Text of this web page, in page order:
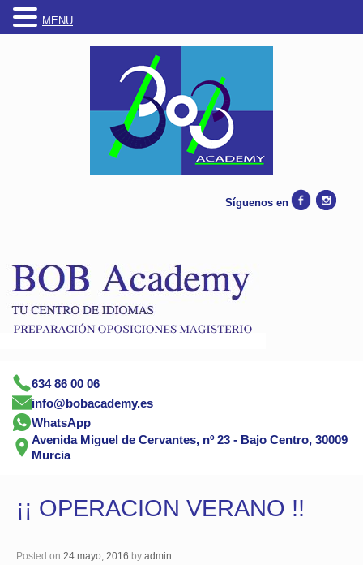
Síguenos en
634 86 00 06
info@bobacademy.es
WhatsApp
Avenida Miguel de Cervantes, nº 23 - Bajo Centro, 30009
Murcia
¡¡ OPERACION VERANO !!
Posted on 24 mayo, 2016 by admin
MENU